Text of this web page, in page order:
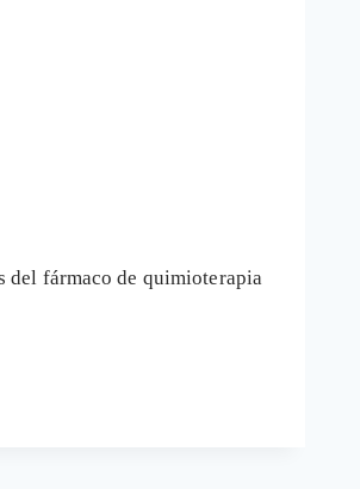
del fármaco de quimioterapia